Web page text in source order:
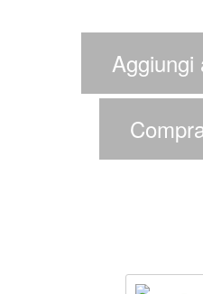
Aggiungi